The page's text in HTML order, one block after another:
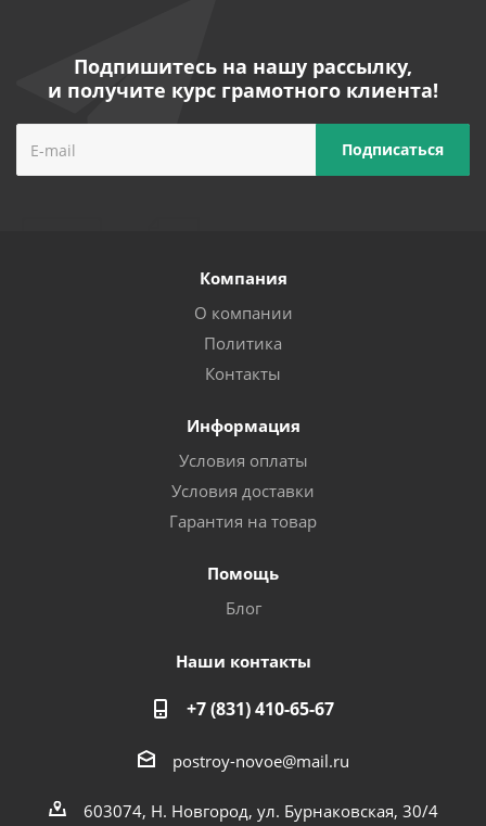
Подпишитесь на нашу рассылку,
и получите курс грамотного клиента!
Компания
О компании
Политика
Контакты
Информация
Условия оплаты
Условия доставки
Гарантия на товар
Помощь
Блог
Наши контакты
+7 (831) 410-65-67
postroy-novoe@mail.ru
603074, Н. Новгород, ул. Бурнаковская, 30/4